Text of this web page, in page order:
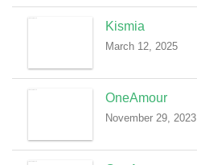
Kismia
March 12, 2025
OneAmour
November 29, 2023